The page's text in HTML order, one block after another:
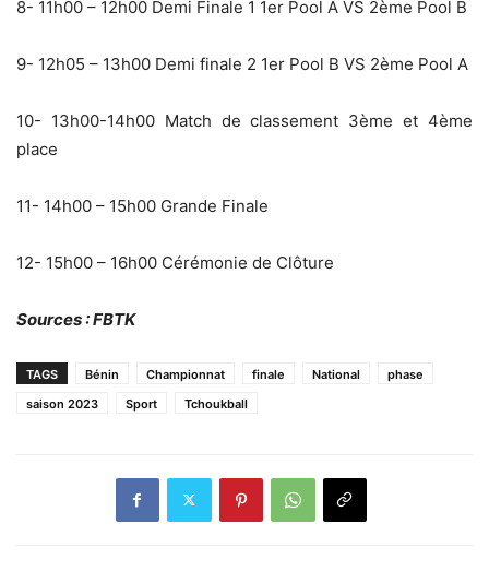
8- 11h00 – 12h00 Demi Finale 1 1er Pool A VS 2ème Pool B
9- 12h05 – 13h00 Demi finale 2 1er Pool B VS 2ème Pool A
10- 13h00-14h00 Match de classement 3ème et 4ème
place
11- 14h00 – 15h00 Grande Finale
12- 15h00 – 16h00 Cérémonie de Clôture
Sources : FBTK
TAGS Bénin Championnat finale National
phase
saison 2023
Sport Tchoukball